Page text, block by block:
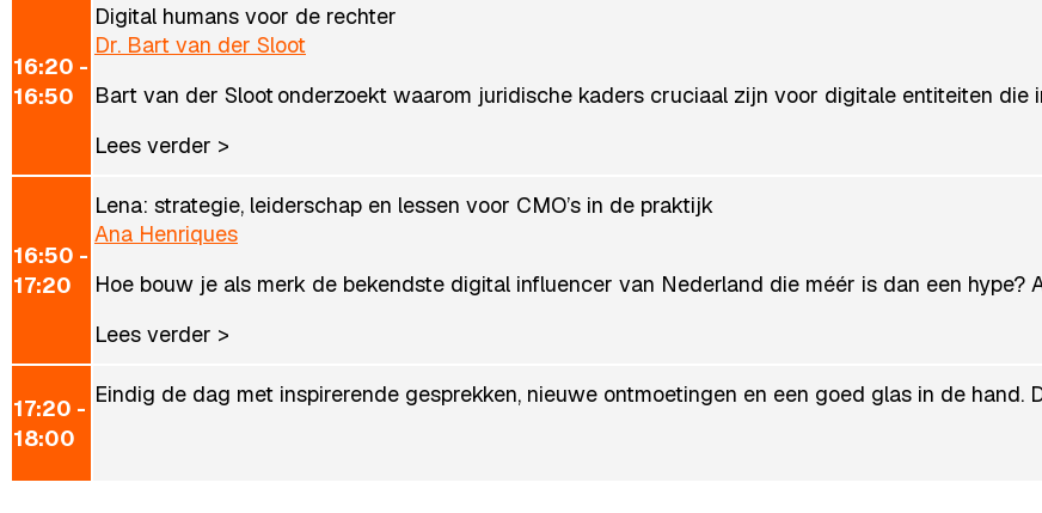
16:20 -
16:50
Digital humans voor de rechter
Dr. Bart van der Sloot
Bart van der Sloot onderzoekt waarom juridische kaders cruciaal zijn voor digitale entiteiten die
Lees verder >
16:50 -
17:20
Lena: strategie, leiderschap en lessen voor CMO’s in de praktijk
Ana Henriques
Hoe bouw je als merk de bekendste digital influencer van Nederland die méér is dan een hype?
Lees verder >
17:20 -
18:00
Eindig de dag met inspirerende gesprekken, nieuwe ontmoetingen en een goed glas in de hand.